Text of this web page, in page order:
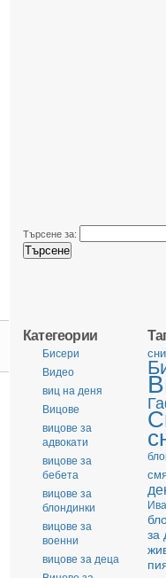
Търсене за:
за
Категеории
Бисери
Видео
виц на деня
Вицове
вицове за
адвокати
вицове за
бебета
вицове за
блондинки
вицове за
военни
вицове за деца